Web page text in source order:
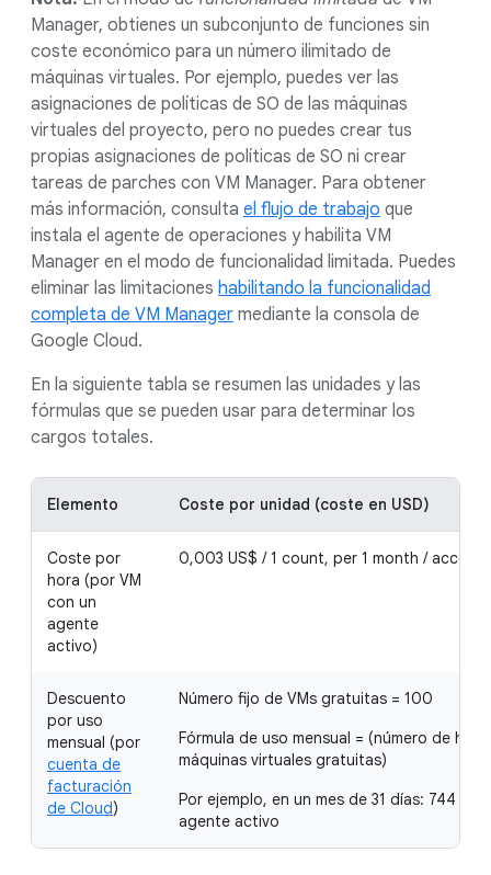
Manager, obtienes un subconjunto de funciones sin
coste económico para un número ilimitado de
máquinas virtuales. Por ejemplo, puedes ver las
asignaciones de políticas de SO de las máquinas
virtuales del proyecto, pero no puedes crear tus
propias asignaciones de políticas de SO ni crear
tareas de parches con VM Manager. Para obtener
más información, consulta el flujo de trabajo que
instala el agente de operaciones y habilita VM
Manager en el modo de funcionalidad limitada. Puedes
eliminar las limitaciones habilitando la funcionalidad
completa de VM Manager mediante la consola de
Google Cloud.
En la siguiente tabla se resumen las unidades y las
fórmulas que se pueden usar para determinar los
cargos totales.
Elemento Coste por unidad (coste en USD)
Coste por
hora (por VM
con un
agente
activo)
0,003 US$ / 1 count, per 1 month / account
Descuento
por uso
mensual (por
cuenta de
facturación
de Cloud)
Número fijo de VMs gratuitas = 100
Fórmula de uso mensual = (número de
máquinas virtuales gratuitas)
Por ejemplo, en un mes de 31 días: 744 x
agente activo